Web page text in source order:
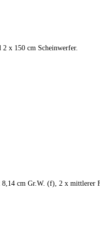
x 150 cm Scheinwerfer.
cm Gr.W. (f), 2 x mittlerer